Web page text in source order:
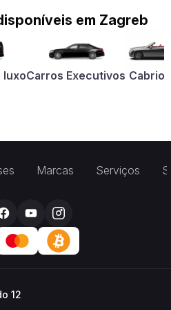
em Zagreb
luxoCarros Executivos
Marcas Serviços
12